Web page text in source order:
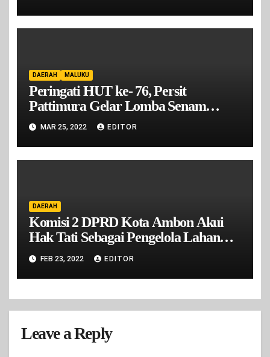
DAERAH MALUKU
Peringati HUT ke- 76, Persit
Pattimura Gelar Lomba Senam
Kreasi
MAR 25, 2022 EDITOR
DAERAH
Komisi 2 DPRD Kota Ambon Akui
Hak Tati Sebagai Pengelola Lahan
Lapak Cakbor Mardika
FEB 23, 2022 EDITOR
Leave a Reply